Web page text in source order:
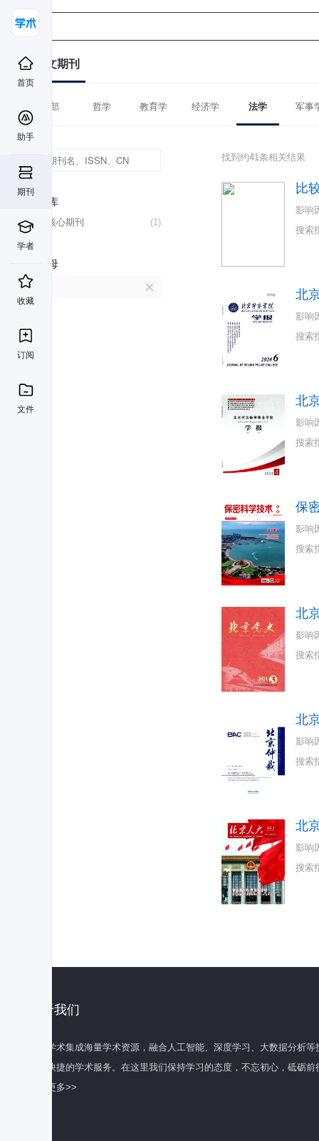
首页
助手
期刊
学者
收藏
订阅
文件
中文期刊
全部 哲学 教育学 经济学 法学 军事
数据库
(1)
北大核心期刊
首字母
找到约41条相关结果
比
影响
搜索
北
影响
搜索
北
影响
搜索
保
影响
搜索
北
影响
搜索
北
影响
搜索
北
影响
搜索
关于我们
百度学术集成海量学术资源，融合人工智能、深度学习、大数据分析
全面快捷的学术服务。在这里我们保持学习的态度，不忘初心，砥砺前
了解更多>>